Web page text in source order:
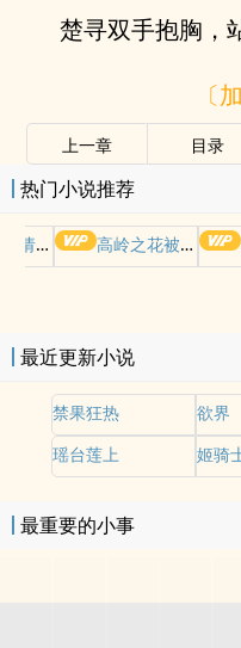
楚寻双手抱胸，
〔
上一章 目录
热门小说推荐
摆好 高岭之花被权贵轮了后
最近更新小说
禁果狂热 欲界
瑶台莲上
姬骑
最重要的小事